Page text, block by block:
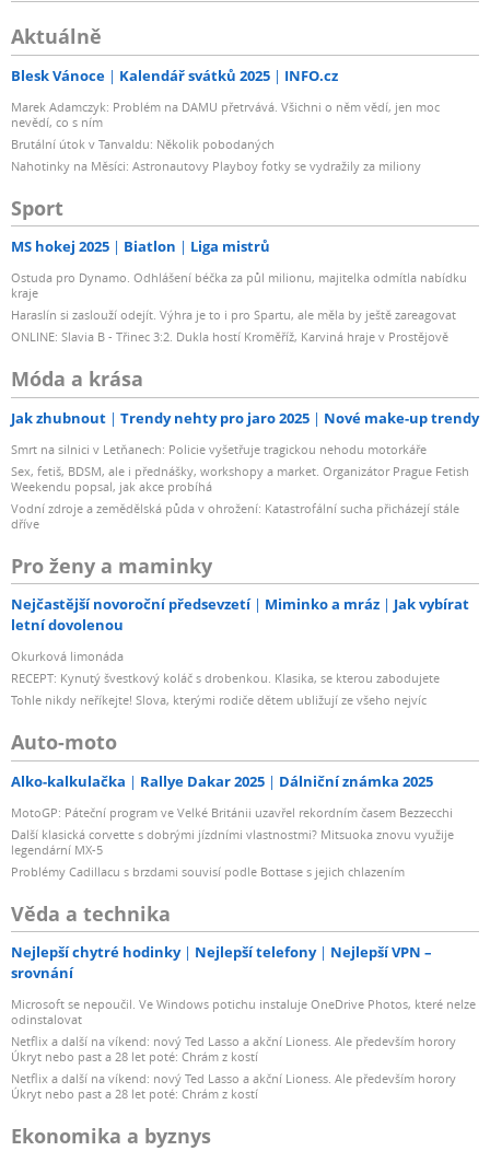
Aktuálně
Blesk Vánoce Kalendář svátků 2025 INFO.cz
Marek Adamczyk: Problém na DAMU přetrvává. Všichni o něm vědí, jen moc
nevědí, co s ním
Brutální útok v Tanvaldu: Několik pobodaných
Nahotinky na Měsíci: Astronautovy Playboy fotky se vydražily za miliony
Sport
MS hokej 2025 Biatlon Liga mistrů
Ostuda pro Dynamo. Odhlášení béčka za půl milionu, majitelka odmítla nabídku
kraje
Haraslín si zaslouží odejít. Výhra je to i pro Spartu, ale měla by ještě zareagovat
ONLINE: Slavia B - Třinec 3:2. Dukla hostí Kroměříž, Karviná hraje v Prostějově
Móda a krása
Jak zhubnout Trendy nehty pro jaro 2025 Nové make-up trendy
Smrt na silnici v Letňanech: Policie vyšetřuje tragickou nehodu motorkáře
Sex, fetiš, BDSM, ale i přednášky, workshopy a market. Organizátor Prague Fetish
Weekendu popsal, jak akce probíhá
Vodní zdroje a zemědělská půda v ohrožení: Katastrofální sucha přicházejí stále
dříve
Pro ženy a maminky
Nejčastější novoroční předsevzetí Miminko a mráz
Jak vybírat
letní dovolenou
Okurková limonáda
RECEPT: Kynutý švestkový koláč s drobenkou. Klasika, se kterou zabodujete
Tohle nikdy neříkejte! Slova, kterými rodiče dětem ubližují ze všeho nejvíc
Auto-moto
Alko-kalkulačka Rallye Dakar 2025 Dálniční známka 2025
MotoGP: Páteční program ve Velké Británii uzavřel rekordním časem Bezzecchi
Další klasická corvette s dobrými jízdními vlastnostmi? Mitsuoka znovu využije
legendární MX-5
Problémy Cadillacu s brzdami souvisí podle Bottase s jejich chlazením
Věda a technika
Nejlepší chytré hodinky Nejlepší telefony
Nejlepší VPN –
srovnání
Microsoft se nepoučil. Ve Windows potichu instaluje OneDrive Photos, které nelze
odinstalovat
Netflix a další na víkend: nový Ted Lasso a akční Lioness. Ale především horory
Úkryt nebo past a 28 let poté: Chrám z kostí
Netflix a další na víkend: nový Ted Lasso a akční Lioness. Ale především horory
Úkryt nebo past a 28 let poté: Chrám z kostí
Ekonomika a byznys